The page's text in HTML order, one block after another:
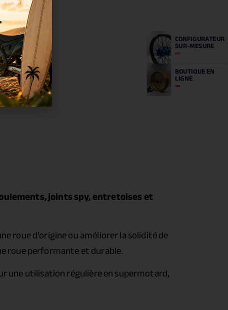
joints spy, entretoises et
roue d’origine ou améliorer la solidité de
roue performante et durable.
une utilisation régulière en supermotard,
CONFIGURATEUR
SUR-MESURE
BOUTIQUEEN
LIGNE